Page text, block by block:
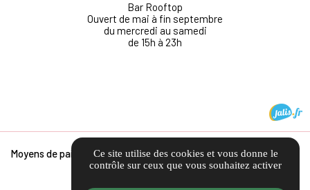
Bar Rooftop
Ouvert de mai à fin septembre
du mercredi au samedi
de 15h à 23h
Moyens de paiement :Ce site utilise des cookies et vous donne le
contrôle sur ceux que vous souhaitez activer